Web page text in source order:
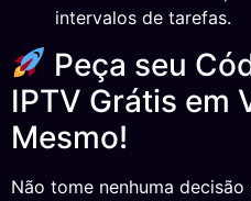
intervalos de tarefas.
Peça seu
IPTV Grátis em
Mesmo!
Não tome nenhuma